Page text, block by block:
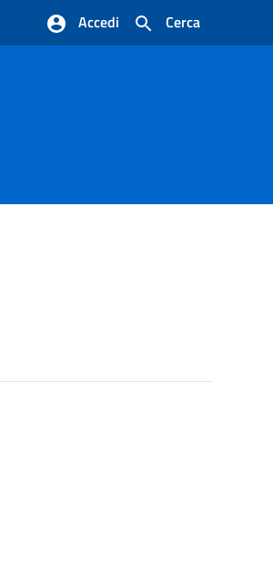
Cerca
Accedi